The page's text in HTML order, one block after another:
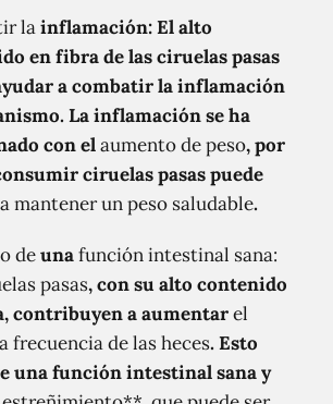
lainflamación: El alto
en fibra de las ciruelas pasas
a combatirla inflamación
La inflamación se ha
con elaumento de peso, por
ciruelas pasas puede
a mantener un peso saludable.
deunafunción intestinal sana:
pasas, con su alto contenido
contribuyen a aumentarel
frecuencia de las heces.Esto
una función intestinal sana y